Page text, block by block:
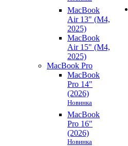
MacBook
Air 13" (M4,
2025)
MacBook
Air 15" (M4,
2025)
MacBook Pro
MacBook
Pro 14"
(2026)
Новинка
MacBook
Pro 16"
(2026)
Новинка